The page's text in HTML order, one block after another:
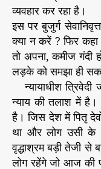
व्यवहार कर रहा है।
इस पर बुजुर्ग
क्या न करें ? फिर
तो अपना, कमीज गंदी
लड़के को समझा ही
न्यायाधीश
न्याय की तलाश में
है। जिस देश में पितृ
था और लोग उसी
वृद्धाश्रम बड़ी तेजी
लोग रहेंगे जो आज की